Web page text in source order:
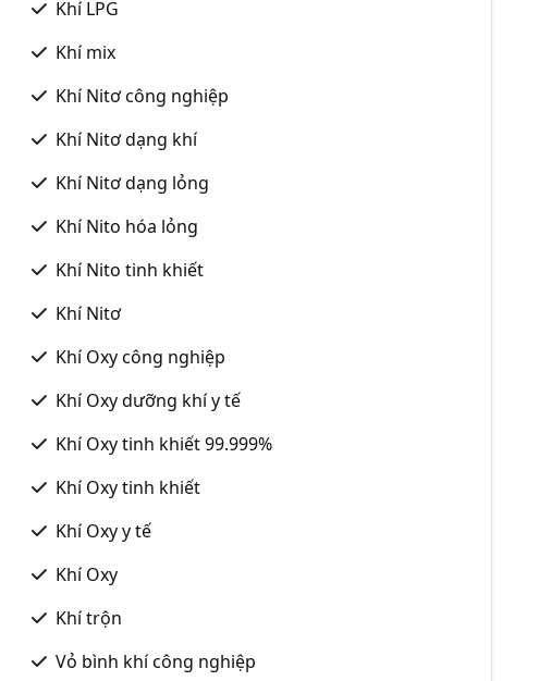
Khí LPG
Khí mix
Khí Nitơ công nghiệp
Khí Nitơ dạng khí
Khí Nitơ dạng lỏng
Khí Nito hóa lỏng
Khí Nito tinh khiết
Khí Nitơ
Khí Oxy công nghiệp
Khí Oxy dưỡng khí y tế
Khí Oxy tinh khiết 99.999%
Khí Oxy tinh khiết
Khí Oxy y tế
Khí Oxy
Khí trộn
Vỏ bình khí công nghiệp